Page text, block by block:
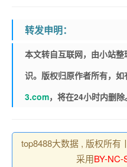
转发申明：
本文转自互联网，由小站
识。版权归原作者所有，
3.com，将在24小时内删
top8488大数据 , 版权所有
采用BY-NC-